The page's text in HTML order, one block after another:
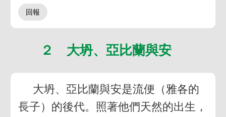
２ 大坍、亞比蘭與安
大坍、亞比蘭與安是流便（雅各的
長子）的後代。照著他們天然的出生，